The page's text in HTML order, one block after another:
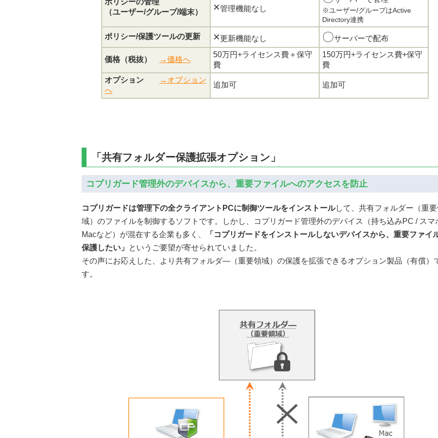
ポリシーの管理
（ユーザー/グループ/端末）
×管理機能なし
※ユーザー/グループはActive
Directory連携
ポリシー/保護ツールの更新 ×更新機能なし 〇サーバーで配布
価格（税抜） →価格へ
50万円+ライセンス費＋保守
費
150万円+ライセンス費+保守
費
オプション
→オプション
へ
追加可 追加可
「共有フォルダー保護拡張オプション」
コプリガード管理外のデバイスから、重要ファイルへのアクセスを防止
コプリガードは管理下の全クライアントPCに制御ツールをインストールして、共有フォルダー（重
域）のファイルを制御するソフトです。しかし、コプリガード管理外のデバイス（持ち込みPC / スマ
Macなど）が混在する企業も多く、
「コプリガードをインストールしないデバイスから、重要ファイ
保護したい」
というご要望が寄せられていました。
その声にお応えした、より共有フォルダ―（重要領域）の保護を拡張できるオプション製品（有償）
す。